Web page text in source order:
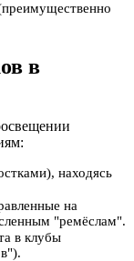
в
находясь
на
"ремёслам".
в клубы